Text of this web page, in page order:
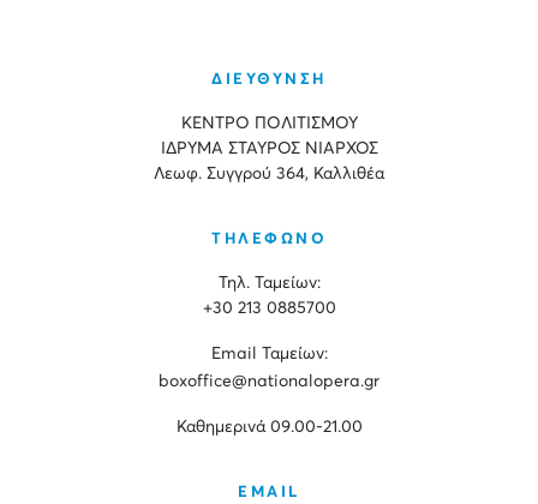
ΔΙΕΥΘΥΝΣΗ
ΚΕΝΤΡΟ ΠΟΛΙΤΙΣΜΟΥ
ΙΔΡΥΜΑ ΣΤΑΥΡΟΣ ΝΙΑΡΧΟΣ
Λεωφ. Συγγρού 364, Καλλιθέα
ΤΗΛΕΦΩΝΟ
Τηλ. Ταμείων:
+30 213 0885700
Εmail Ταμείων:
boxoffice@nationalopera.gr
Καθημερινά 09.00-21.00
EMAIL